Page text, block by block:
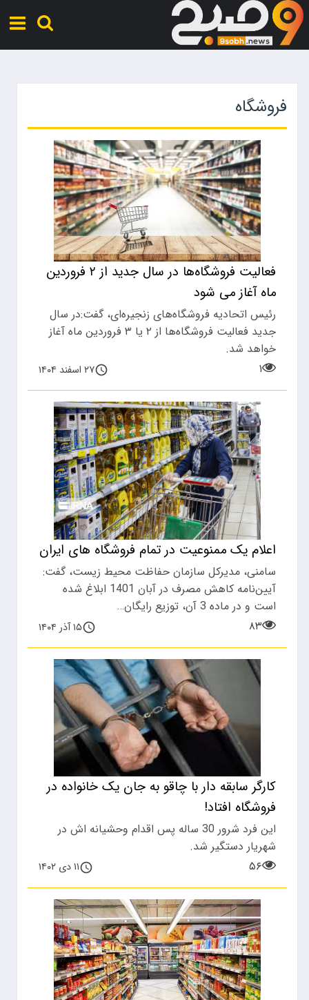
فروشگاه
فعالیت فروشگاه‌ها در سال جدید از ۲ فروردین
ماه آغاز می شود
رئیس اتحادیه فروشگاه‌های زنجیره‌ای، گفت:در سال
جدید فعالیت فروشگاه‌ها از ۲ یا ۳ فروردین ماه آغاز
خواهد شد.
۱
۲۷ اسفند ۱۴۰۴
اعلام یک ممنوعیت در تمام فروشگاه های ایران
سامنی، مدیرکل سازمان حفاظت محیط زیست، گفت:
آیین‌نامه کاهش مصرف در آبان 1401 ابلاغ شده
است و در ماده 3 آن، توزیع رایگان…
۸۳
۱۵ آذر ۱۴۰۴
کارگر سابقه دار با چاقو به جان یک خانواده در
فروشگاه افتاد!
این فرد شرور 30 ساله پس اقدام وحشیانه اش در
شهریار دستگیر شد.
۵۶
۱۱ دی ۱۴۰۲